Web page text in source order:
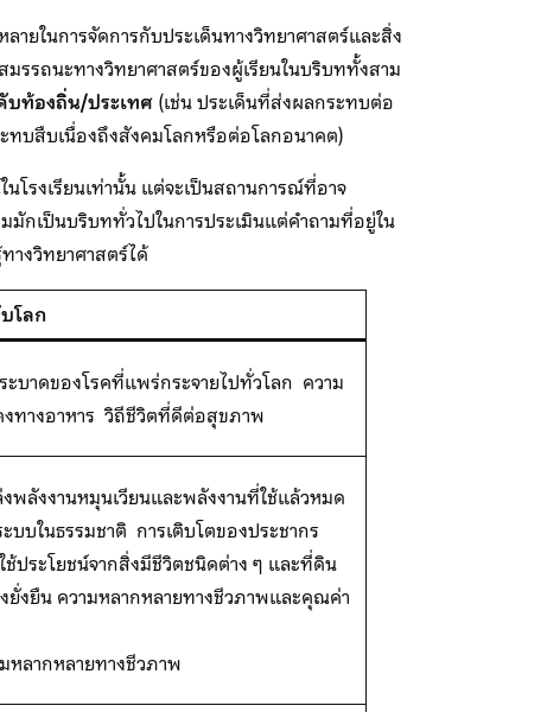
ายในการจัดการกับประเด็นทางวิทยาศาสตร์และสิ่ง
รถนะทางวิทยาศาสตร์ของผู้เรียนในบริบททั้งสาม
บท้องถิ่น/ประเทศ(เช่น ประเด็นที่ส่งผลกระทบต่อ
ทบสืบเนื่องถึงสังคมโลกหรือต่อโลกอนาคต)
โรงเรียนเท่านั้น แต่จะเป็นสถานการณ์ที่อาจ
มักเป็นบริบททั่วไปในการประเมินแต่คำถามที่อยู่ใน
างวิทยาศาสตร์ได้
โลก
ะบาดของโรคที่แพร่กระจายไปทั่วโลก ความ
ทางอาหาร วิถีชีวิตที่ดีต่อสุขภาพ
พลังงานหมุนเวียนและพลังงานที่ใช้แล้วหมด
บบในธรรมชาติ การเติบโตของประชากร
ช้ประโยชน์จากสิ่งมีชีวิตชนิดต่าง ๆ และที่ดิน
ยั่งยืน ความหลากหลายทางชีวภาพและคุณค่า
หลากหลายทางชีวภาพ